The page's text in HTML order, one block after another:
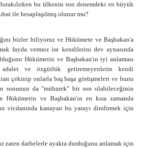
bu ülkenin son denemdeki en büyük
ile hesaplaşılmış olunur mu?
bizler biliyoruz ve Hükümete ve Başbakan'a
fayda vermez ise kendilerini dev aynasında
Hükümetin ve Başbakan'ın iyi anlaması
ve özgürlük getiremeyenlerin kendi
çekinip onlarla baş başa görüşmeleri ve bunu
sonunun da "mübarek" bir son olabileceğinin
ve Başbakan'ın en kısa zamanda
vicdanında kanayan bu yarayı dindirmek için
zaten darbelerle ayakta durduğunu anlamak için